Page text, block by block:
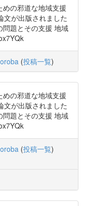
の邪道な地域支援
文が出版されました
題とその支援 地域
(投稿一覧)
の邪道な地域支援
文が出版されました
題とその支援 地域
(投稿一覧)